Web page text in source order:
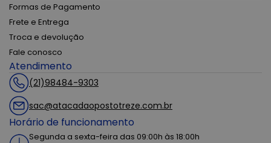
Formas de Pagamento
Frete e Entrega
Troca e devolução
Fale conosco
Atendimento
(21)98484-9303
sac@atacadaopostotreze.com.br
Horário de funcionamento
Segunda a sexta-feira das 09:00h às 18:00h